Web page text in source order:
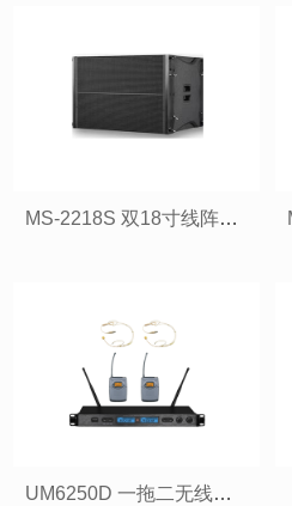
MS-2218S 双18寸线阵超低频扬声器
UM6250D 一拖二无线头戴话筒